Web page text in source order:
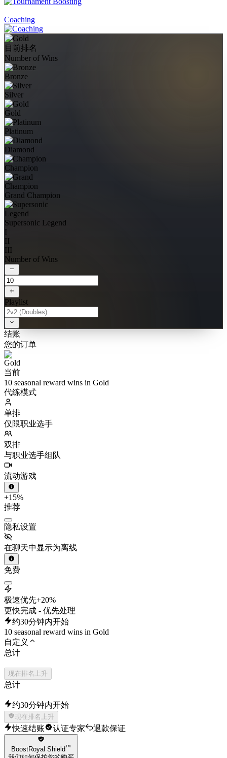
Coaching
目前排名
Number of Wins
Bronze
Silver
Gold
Platinum
Diamond
Champion
Grand Champion
Supersonic Legend
I
II
III
Number of Wins
Playlist
结账
您的订单
当前
10 seasonal reward wins in Gold
代练模式
单排
仅限职业选手
双排
与职业选手组队
流动游戏
+15%
推荐
隐私设置
在聊天中显示为离线
免费
极速优先+20%
更快完成 - 优先处理
约30分钟内开始
10 seasonal reward wins in Gold
自定义
总计
现在排名上升
总计
约30分钟内开始
现在排名上升
快速结账 认证专家 退款保证
BoostRoyal Shield™